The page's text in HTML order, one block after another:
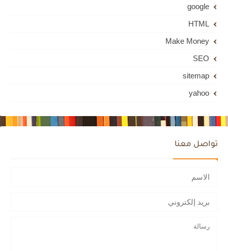
google
HTML
Make Money
SEO
sitemap
yahoo
تواصل معنا